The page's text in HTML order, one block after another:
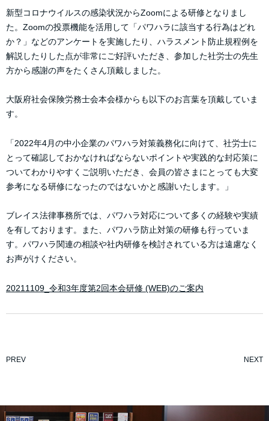
新型コロナウイルスの感染状況からZoomによる研修となりまし
た。Zoomの投票機能を活用して「パワハラに該当する行為はどれ
か？」などのアンケートを実施したり、ハラスメント防止規程例を
解説したりした点が非常にご好評いただき、参加した社労士の先生
方から感謝の声をたくさん頂戴しました。
大阪府社会保険労務士会本会様からも以下のお言葉を頂戴していま
す。
「2022年4月の中小企業のパワハラ対策義務化に向けて、社労士に
とって確認しておかなければならないポイントや実践的な封応策に
ついてわかりやすくご説明いただき、会員の皆さまにとっても大変
参考になる研修になったのではないかと感謝いたします。」
ブレイス法律事務所では、パワハラ対応について多くの経験や実績
を有しております。また、パワハラ防止対策の研修も行っていま
す。パワハラ関連の相談や社内研修を検討されている方は遠慮なく
お声がけください。
20211109_令和3年度第2回本会研修 (WEB)のご案内
PREV NEXT